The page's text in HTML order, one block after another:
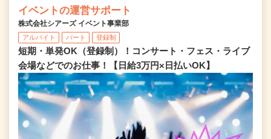
イベントの運営サポート
株式会社シアーズ イベント事業部
アルバイト パート 登録制
短期・単発OK（登録制）！コンサート・フェス・ライブ
会場などでのお仕事！【日給3万円×日払いOK】